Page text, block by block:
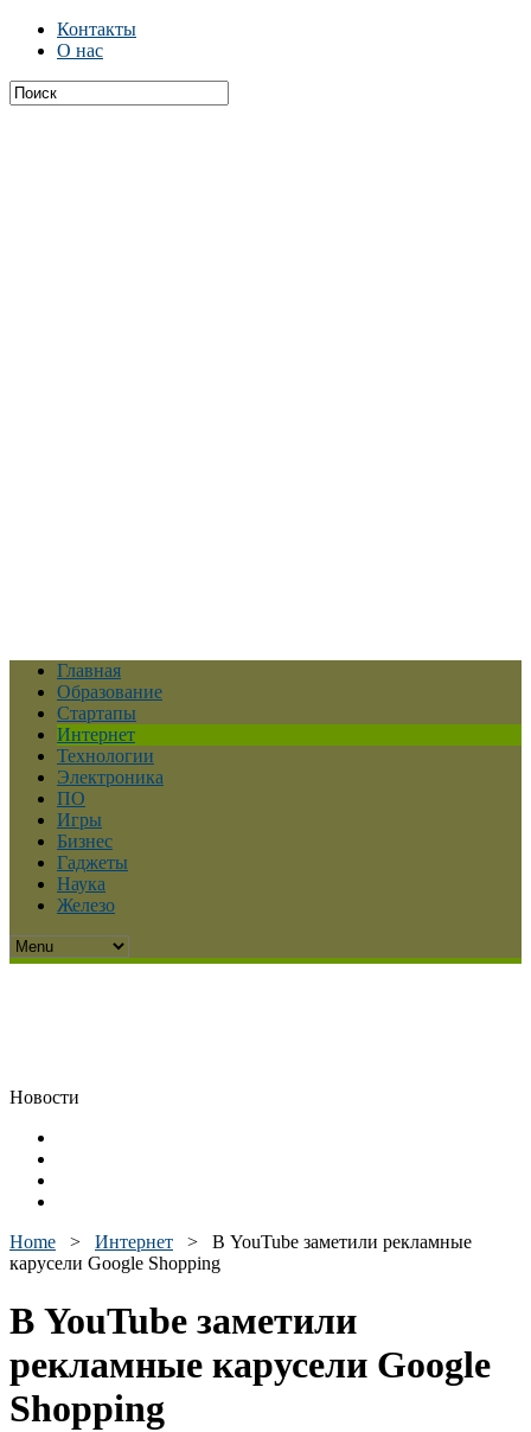
Контакты
О нас
Главная
Образование
Стартапы
Интернет
Технологии
Электроника
ПО
Игры
Бизнес
Гаджеты
Наука
Железо
Новости
Home > Интернет > В YouTube заметили рекламные
карусели Google Shopping
В YouTube заметили
рекламные карусели Google
Shopping